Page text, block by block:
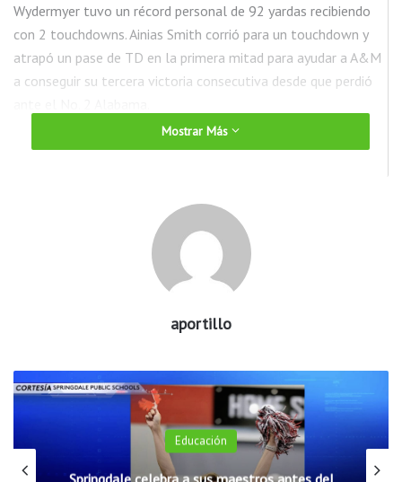
Wydermyer tuvo un récord personal de 92 yardas recibiendo
con 2 touchdowns. Ainias Smith corrió para un touchdown y
atrapó un pase de TD en la primera mitad para ayudar a A&M
a conseguir su tercera victoria consecutiva desde que perdió
Por primera vez desde la temporada 1946-47, la universidad
para el 12 de diciembre de 2020 y se disputará en Bud Walton
Los Razorbacks tienen marca de 6-0 de todos los tiempos
La serie se remonta a la primera temporada de baloncesto de
Arkansas. Los equipos se enfrentaron en días consecutivos
durante la temporada 1923-24 (11 y 12 de enero) en
Fayetteville con los Razorbacks ganando 62-27 y 34-14,
respectivamente.
Mostrar Más
aportillo
Educación